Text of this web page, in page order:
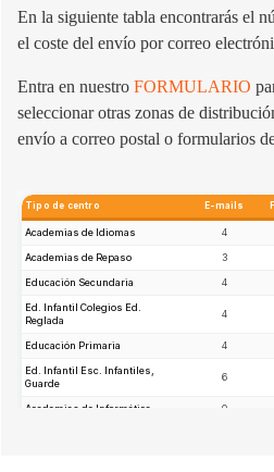
En la siguiente tabla encontrarás el
el coste del envío por correo
Entra en nuestro FORMULARIO
seleccionar otras zonas de
envío a correo postal o formularios